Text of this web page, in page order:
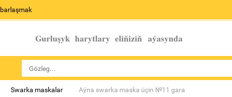
Gurluşyk harytlary eliňiziň aýasynda
Swarka maskalar Aýna swarka maska üçin №11 gara